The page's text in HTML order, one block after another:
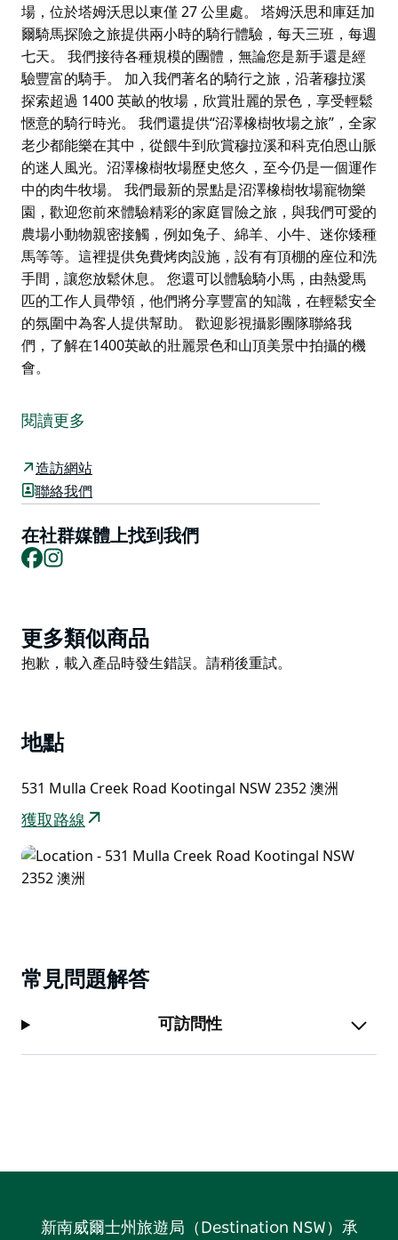
場，位於塔姆沃思以東僅 27 公里處。 塔姆沃思和庫廷加
爾騎馬探險之旅提供兩小時的騎行體驗，每天三班，每週
七天。 我們接待各種規模的團體，無論您是新手還是經
驗豐富的騎手。 加入我們著名的騎行之旅，沿著穆拉溪
探索超過 1400 英畝的牧場，欣賞壯麗的景色，享受輕鬆
愜意的騎行時光。 我們還提供“沼澤橡樹牧場之旅”，全家
老少都能樂在其中，從餵牛到欣賞穆拉溪和科克伯恩山脈
的迷人風光。沼澤橡樹牧場歷史悠久，至今仍是一個運作
中的肉牛牧場。 我們最新的景點是沼澤橡樹牧場寵物樂
園，歡迎您前來體驗精彩的家庭冒險之旅，與我們可愛的
農場小動物親密接觸，例如兔子、綿羊、小牛、迷你矮種
馬等等。這裡提供免費烤肉設施，設有有頂棚的座位和洗
手間，讓您放鬆休息。 您還可以體驗騎小馬，由熱愛馬
匹的工作人員帶領，他們將分享豐富的知識，在輕鬆安全
的氛圍中為客人提供幫助。 歡迎影視攝影團隊聯絡我
們，了解在1400英畝的壯麗景色和山頂美景中拍攝的機
會。
場，位於塔姆沃思以東僅 27 公里處。
驗，每天三班，每週七天。
我們接待各種規模的團體，無論您是新手還是經驗豐富的
加入我們著名的騎行之旅，沿著穆拉溪探索超過 1400 英
畝的牧場，欣賞壯麗的景色，享受輕鬆愜意的騎行時光。
中，從餵牛到欣賞穆拉溪和科克伯恩山脈的迷人風光。沼
澤橡樹牧場歷史悠久，至今仍是一個運作中的肉牛牧場。
免費烤肉設施，設有有頂棚的座位和洗手間，讓您放鬆休
您還可以體驗騎小馬，由熱愛馬匹的工作人員帶領，他們
將分享豐富的知識，在輕鬆安全的氛圍中為客人提供幫
助。
歡迎影視攝影團隊聯絡我們，了解在1400英畝的壯麗景
閱讀更多
造訪網站
聯絡我們
在社群媒體上找到我們
Facebook
Product
List
更多類似商品
Product
抱歉，載入產品時發生錯誤。請稍後重試。
地點
531 Mulla Creek Road Kootingal NSW 2352 澳洲
獲取路線
常見問題解答
可訪問性
新南威爾士州旅遊局（Destination NSW）承